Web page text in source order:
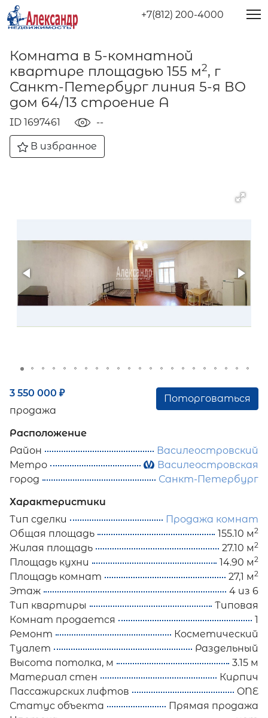
+7(812) 200-4000
Комната в 5-комнатной
квартире площадью 155 м2, г
Санкт-Петербург линия 5-я ВО
дом 64/13 строение А
ID 1697461 --
В избранное
3 550 000 ₽
продажа
Поторговаться
Расположение
Район
Василеостровский
Метро
Василеостровская
город
Санкт-Петербург
Характеристики
Тип сделки
Продажа комнат
Общая площадь
155.10 м2
Жилая площадь 27.10 м2
Площадь кухни 14.90 м2
Площадь комнат 27,1 м2
Этаж
4 из 6
Тип квартиры
Типовая
Комнат продается
1
Ремонт
Косметический
Туалет
Раздельный
Высота потолка, м
3.15 м
Материал стен
Кирпич
Пассажирских лифтов
ONE
Статус объекта
Прямая продажа